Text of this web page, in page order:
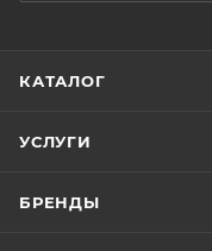
КАТАЛОГ
УСЛУГИ
БРЕНДЫ